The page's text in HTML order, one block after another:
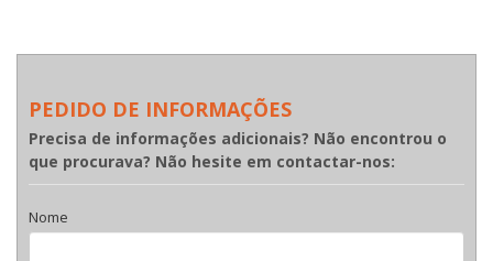
PEDIDO DE INFORMAÇÕES
Precisa de informações adicionais? Não encontrou o
que procurava? Não hesite em contactar-nos:
Nome